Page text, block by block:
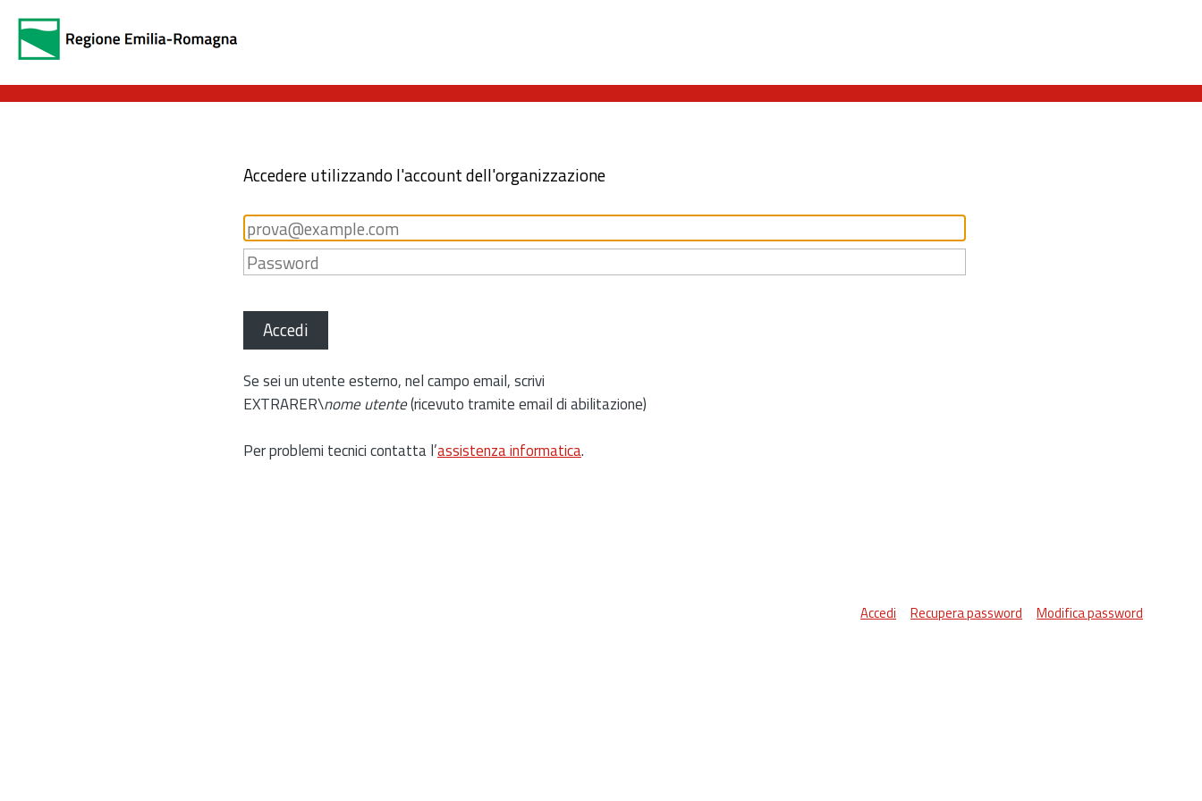
Accedere utilizzando l'account dell'organizzazione
Accedi
Se sei un utente esterno, nel campo email, scrivi
EXTRARER\nome utente(ricevuto tramite email di abilitazione)
Per problemi tecnici contatta l’assistenza informatica.
Accedi Recupera password Modifica password